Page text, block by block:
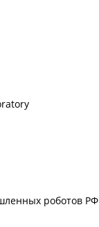
роботов РФ